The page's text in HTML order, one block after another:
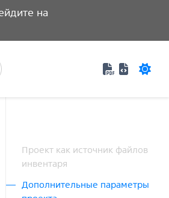
на
Проект как источник файлов
инвентаря
Дополнительные параметры